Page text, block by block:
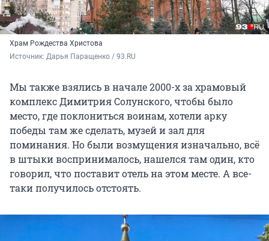
Храм Рождества Христова
Источник: Дарья Паращенко / 93.RU
Мы также взялись в начале 2000-х за храмовый
комплекс Димитрия Солунского, чтобы было
место, где поклониться воинам, хотели арку
победы там же сделать, музей и зал для
поминания. Но были возмущения изначально, всё
в штыки воспринималось, нашелся там один, кто
говорил, что поставит отель на этом месте. А все-
таки получилось отстоять.